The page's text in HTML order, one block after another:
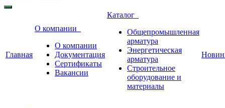
Главная
О компании
О компании
Документация
Сертификаты
Вакансии
Каталог
Общепромышленная
арматура
Энергетическая
арматура
Строительное
оборудование и
материалы